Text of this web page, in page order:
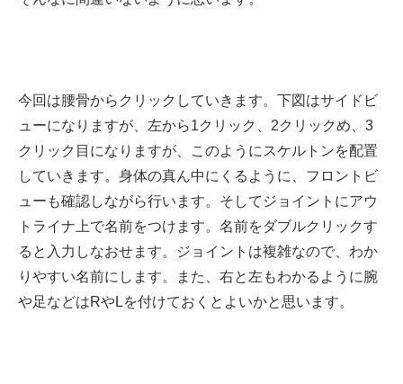
今回は腰骨からクリックしていきます。下図はサイドビ
ューになりますが、左から1クリック、2クリックめ、3
クリック目になりますが、このようにスケルトンを配置
していきます。身体の真ん中にくるように、フロントビ
ューも確認しながら行います。そしてジョイントにアウ
トライナ上で名前をつけます。名前をダブルクリックす
ると入力しなおせます。ジョイントは複雑なので、わか
りやすい名前にします。また、右と左もわかるように腕
や足などはRやLを付けておくとよいかと思います。